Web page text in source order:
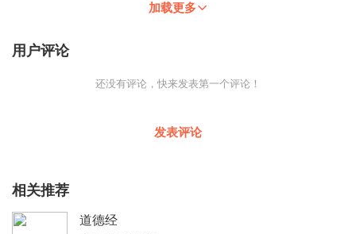
加载更多
用户评论
还没有评论，快来发表第一个评论！
发表评论
相关推荐
道德经